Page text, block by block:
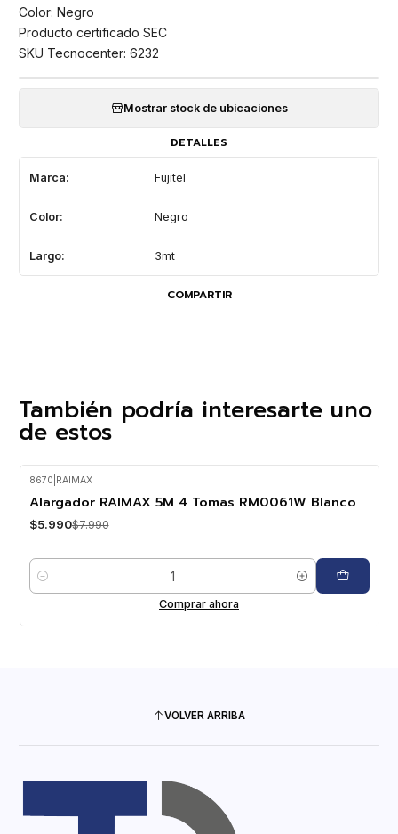
Color: Negro
Producto certificado SEC
SKU Tecnocenter: 6232
Mostrar stock de ubicaciones
DETALLES
Marca: Fujitel
Color: Negro
Largo: 3mt
COMPARTIR
También podría interesarte uno
de estos
8670 RAIMAX
Alargador RAIMAX 5M 4 Tomas RM0061W Blanco
$5.990$7.990
Cantidad
Comprar ahora
VOLVER ARRIBA